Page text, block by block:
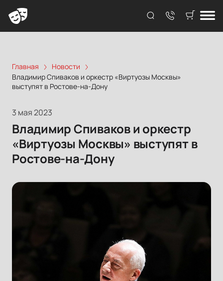
Главная
Новости
Владимир Спиваков и оркестр «Виртуозы Москвы»
выступят в Ростове-на-Дону
3 мая 2023
Владимир Спиваков и оркестр
«Виртуозы Москвы» выступят в
Ростове-на-Дону